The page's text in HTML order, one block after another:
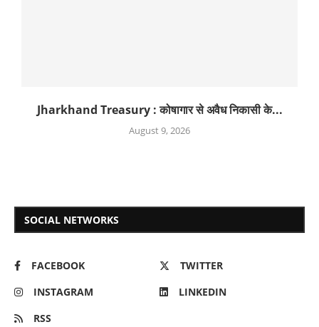
Jharkhand Treasury : कोषागार से अवैध निकासी के...
August 9, 2026
SOCIAL NETWORKS
FACEBOOK
TWITTER
INSTAGRAM
LINKEDIN
RSS